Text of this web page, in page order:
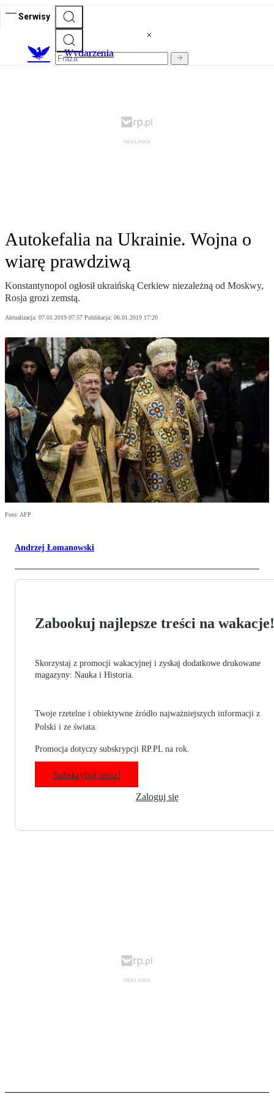
Serwisy
Wydarzenia
Autokefalia na Ukrainie. Wojna o
wiarę prawdziwą
Konstantynopol ogłosił ukraińską Cerkiew niezależną od Moskwy,
Rosja grozi zemstą.
Aktualizacja: 07.01.2019 07:57 Publikacja: 06.01.2019 17:20
Foto: AFP
Andrzej Łomanowski
Zabookuj najlepsze treści na wakacje!
Skorzystaj z promocji wakacyjnej i zyskaj dodatkowe drukowane
magazyny: Nauka i Historia.
Twoje rzetelne i obiektywne źródło najważniejszych informacji z
Polski i ze świata.
Promocja dotyczy subskrypcji RP.PL na rok.
Subskrybuj teraz!
Zaloguj się